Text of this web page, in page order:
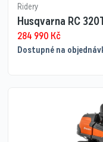
Ridery
Husqvarna RC
284 990 Kč
Dostupné na